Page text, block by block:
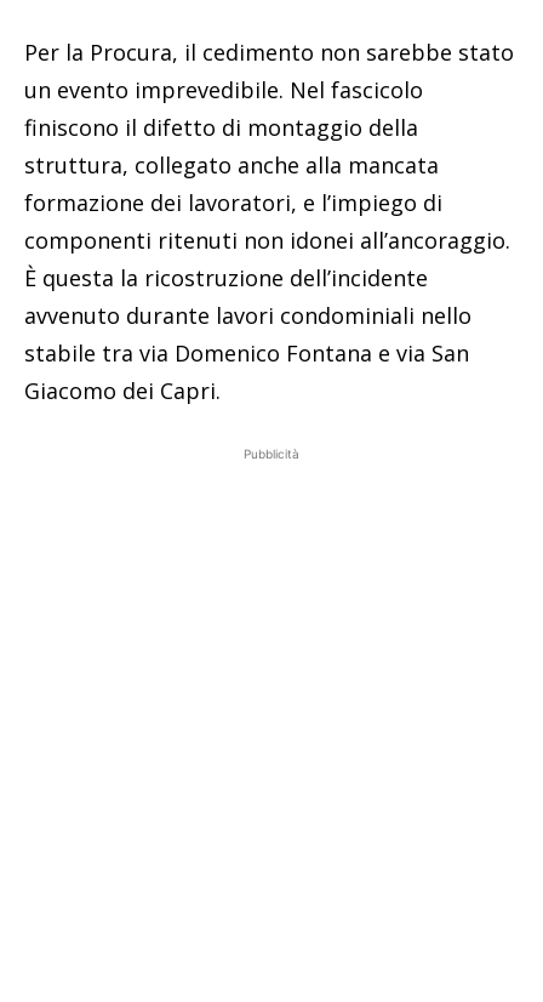
Per la Procura, il cedimento non sarebbe stato
un evento imprevedibile. Nel fascicolo
finiscono il difetto di montaggio della
struttura, collegato anche alla mancata
formazione dei lavoratori, e l’impiego di
componenti ritenuti non idonei all’ancoraggio.
È questa la ricostruzione dell’incidente
avvenuto durante lavori condominiali nello
stabile tra via Domenico Fontana e via San
Giacomo dei Capri.
Pubblicità